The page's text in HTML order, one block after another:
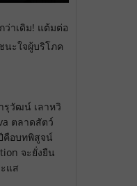
ว่าเดิม! แต้มต่อ
ะใจผู้บริโภค
รุวัฒน์ เลาหวิ
ตลาดสัตว์
คือบทพิสูจน์
จะยั่งยืน
แส